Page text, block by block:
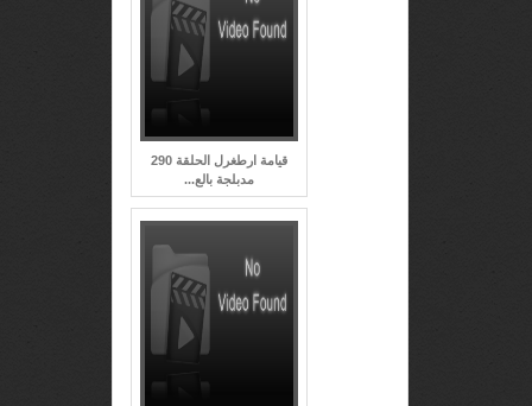
قيامة ارطغرل الحلقة 290
مدبلجة بالع...